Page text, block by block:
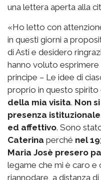
una lettera aperta alla
«Ho letto con
in questi giorni a
di Asti e desidero
hanno voluto esprimere
principe – Le idee di
proprio in questo spirito
della mia visita. Non
presenza
ed affettivo. Sono
Caterina perché nel
Maria Josè presero
legame che mi è caro
riannodare, a distanza di